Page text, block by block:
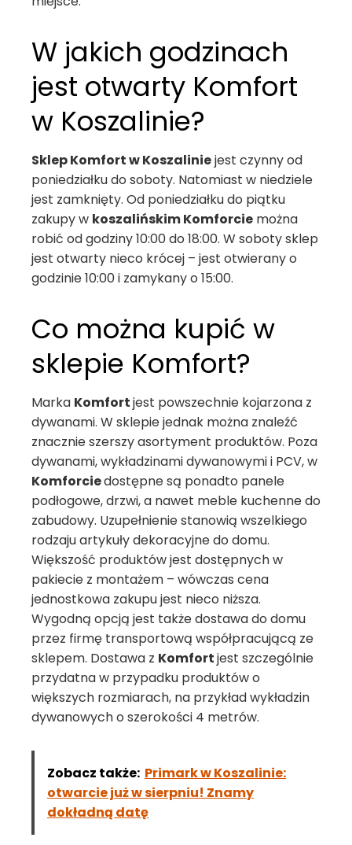
W jakich godzinach
jest otwarty Komfort
w Koszalinie?
Sklep Komfort w Koszaliniejest czynny od
poniedziałku do soboty. Natomiast w niedziele
jest zamknięty. Od poniedziałku do piątku
zakupy w koszalińskim Komforcie można
robić od godziny 10:00 do 18:00. W soboty sklep
jest otwarty nieco krócej – jest otwierany o
godzinie 10:00 i zamykany o 15:00.
Co można kupić w
sklepie Komfort?
Marka Komfortjest powszechnie kojarzona z
dywanami. W sklepie jednak można znaleźć
znacznie szerszy asortyment produktów. Poza
dywanami, wykładzinami dywanowymi i PCV, w
Komforciedostępne są ponadto panele
podłogowe, drzwi, a nawet meble kuchenne do
zabudowy. Uzupełnienie stanowią wszelkiego
rodzaju artykuły dekoracyjne do domu.
Większość produktów jest dostępnych w
pakiecie z montażem – wówczas cena
jednostkowa zakupu jest nieco niższa.
Wygodną opcją jest także dostawa do domu
przez firmę transportową współpracującą ze
sklepem. Dostawa z Komfortjest szczególnie
przydatna w przypadku produktów o
większych rozmiarach, na przykład wykładzin
dywanowych o szerokości 4 metrów.
Zobacz także: Primark w Koszalinie:
otwarcie już w sierpniu! Znamy
dokładną datę